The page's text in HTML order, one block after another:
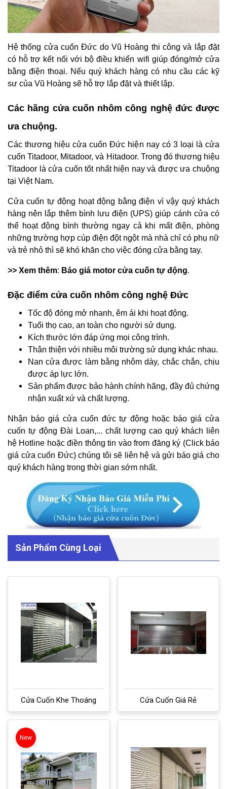
Hệ thống cửa cuốn Đức do Vũ Hoàng thi công và lắp đặt
có hỗ trợ kết nối với bộ điều khiển wifi giúp đóng/mở cửa
bằng điện thoại. Nếu quý khách hàng có nhu cầu các kỹ
sư của Vũ Hoàng sẽ hỗ trợ lắp đặt và thiết lập.
Các hãng cửa cuốn nhôm công nghệ đức được
ưa chuộng.
Các thương hiệu cửa cuốn Đức hiện nay có 3 loại là cửa
cuốn Titadoor, Mitadoor, và Hitadoor. Trong đó thương hiệu
Titadoor là cửa cuốn tốt nhất hiện nay và được ưa chuộng
tại Việt Nam.
Cửa cuốn tự động hoạt động bằng điện vì vậy quý khách
hàng nên lắp thêm bình lưu điện (UPS) giúp cánh cửa có
thể hoạt động bình thường ngay cả khi mất điện, phòng
những trường hợp cúp điện đột ngột mà nhà chỉ có phụ nữ
và trẻ nhỏ thì sẽ khó khăn cho việc đóng cửa bằng tay.
>> Xem thêm: Báo giá motor cửa cuốn tự động.
Đặc điểm cửa cuốn nhôm công nghệ Đức
Tốc độ đóng mở nhanh, êm ái khi hoạt động.
Tuổi thọ cao, an toàn cho người sử dụng.
Kích thước lớn đáp ứng mọi công trình.
Thân thiện với nhiều môi trường sử dụng khác nhau.
Nan cửa được làm bằng nhôm dày, chắc chắn, chịu
được áp lực lớn.
Sản phẩm được bảo hành chính hãng, đầy đủ chứng
nhận xuất xứ và chất lượng.
Nhận báo giá cửa cuốn đức tự động hoặc báo giá cửa
cuốn tự động Đài Loan,... chất lượng cao quý khách liên
hệ Hotline hoặc điền thông tin vào from đăng ký (Click báo
giá cửa cuốn Đức) chúng tôi sẽ liên hệ và gửi báo giá cho
quý khách hàng trong thời gian sớm nhất.
Sản Phẩm Cùng Loại
Cửa Cuốn Khe Thoáng Cửa Cuốn Giá Rẻ
New